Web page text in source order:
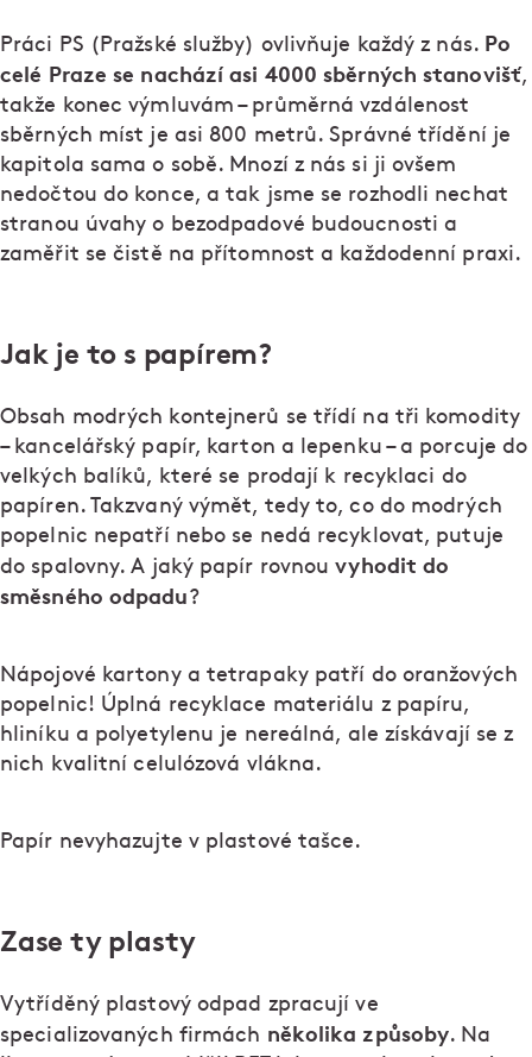
Práci PS (Pražské služby) ovlivňuje každý z nás. Po
celé Praze se nachází asi 4000 sběrných stanovišť,
takže konec výmluvám – průměrná vzdálenost
sběrných míst je asi 800 metrů. Správné třídění je
kapitola sama o sobě. Mnozí z nás si ji ovšem
nedočtou do konce, a tak jsme se rozhodli nechat
stranou úvahy o bezodpadové budoucnosti a
zaměřit se čistě na přítomnost a každodenní praxi.
Jak je to s papírem?
Obsah modrých kontejnerů se třídí na tři komodity
– kancelářský papír, karton a lepenku – a porcuje do
velkých balíků, které se prodají k recyklaci do
papíren. Takzvaný výmět, tedy to, co do modrých
popelnic nepatří nebo se nedá recyklovat, putuje
do spalovny. A jaký papír rovnouvyhodit do
směsného odpadu?
Nápojové kartony a tetrapaky patří do oranžových
popelnic! Úplná recyklace materiálu z papíru,
hliníku a polyetylenu je nereálná, ale získávají se z
nich kvalitní celulózová vlákna.
Papír nevyhazujte v plastové tašce.
Zase ty plasty
Vytříděný plastový odpad zpracují ve
specializovaných firmách několika způsoby. Na